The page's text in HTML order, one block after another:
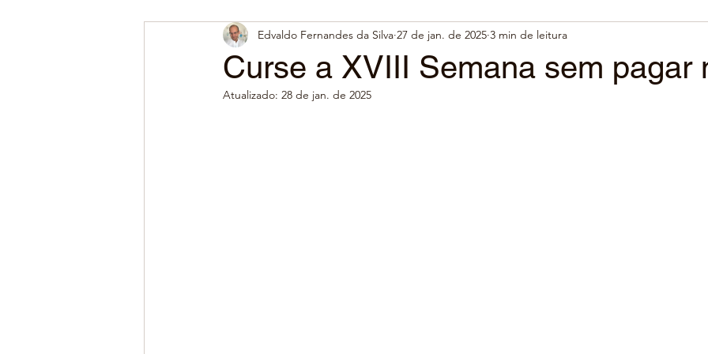
Curse a XVIII Semana sem pagar
Edvaldo Fernandes da Silva 27 de jan. de 2025 3 min de leitura
Atualizado: 28 de jan. de 2025